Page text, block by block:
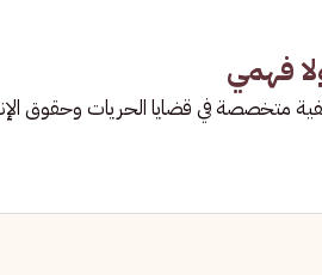
فهمي
متخصصة في قضايا الحريات وحقوق